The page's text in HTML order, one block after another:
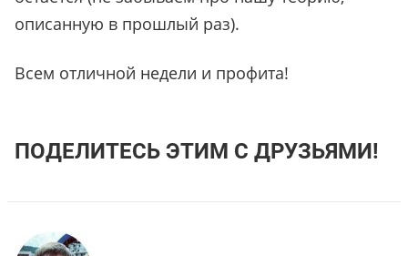
описанную в прошлый раз).
Всем отличной недели и профита!
ПОДЕЛИТЕСЬ ЭТИМ С ДРУЗЬЯМИ!